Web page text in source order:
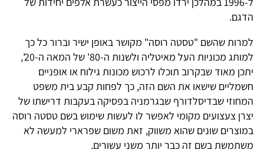
הדגם.
למרות שהשם "טסטה רוסה" מקושר באופן ישיר וברור כל כך
למותג מכוניות העל מאיטליה ולשנות ה-80' של המאה ה-20',
יתכן מאוד שבקרוב תוכלו לרכוש מכונות גילוח או אופניים
חשמליים שישאו את השם הזה, כך לפחות קבע בית משפט
המחוזי שבדיסלדורף שבגרמניה בפסיקה בעקבות דרישתו של
יצרן צעצועים מקומי לאפשר לו לעשות שימוש בשם טסטה רוסה
במוצרים שונים שהוא משווק, זאת משום שפרארי למעשה לא
משתמשת בשם זה כבר יותר משני עשורים.